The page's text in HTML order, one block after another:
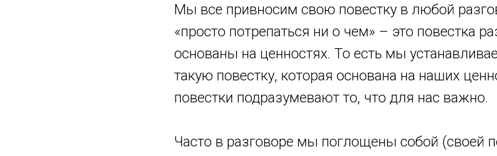
Мы все привносим свою повестку в любой
«просто потрепаться ни о чем» – это повестка
основаны на ценностях. То есть мы
такую повестку, которая основана на наших
повестки подразумевают то, что для нас важно.
Часто в разговоре мы поглощены собой (своей